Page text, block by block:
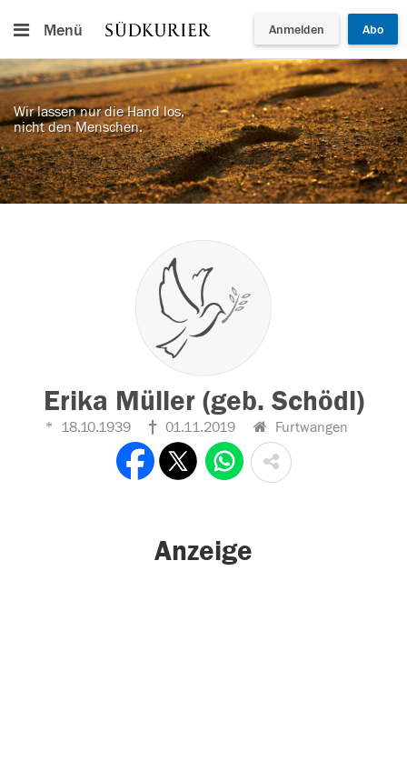
Menü Anmelden Abo
Wir lassen nur die Hand los,
nicht den Menschen.
Erika Müller (geb. Schödl)
18.10.1939 01.11.2019 Furtwangen
Anzeige